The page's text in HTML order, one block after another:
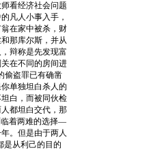
看经济社会问题
凡人小事入手，
在家中被杀，财
那库尔斯，并从
辩称是先发现富
在不同的房间进
偷盗罪已有确凿
单独坦白杀人的
白，而被同伙检
都坦白交代，那
临着两难的选择—
。但是由于两人
是从利己的目的